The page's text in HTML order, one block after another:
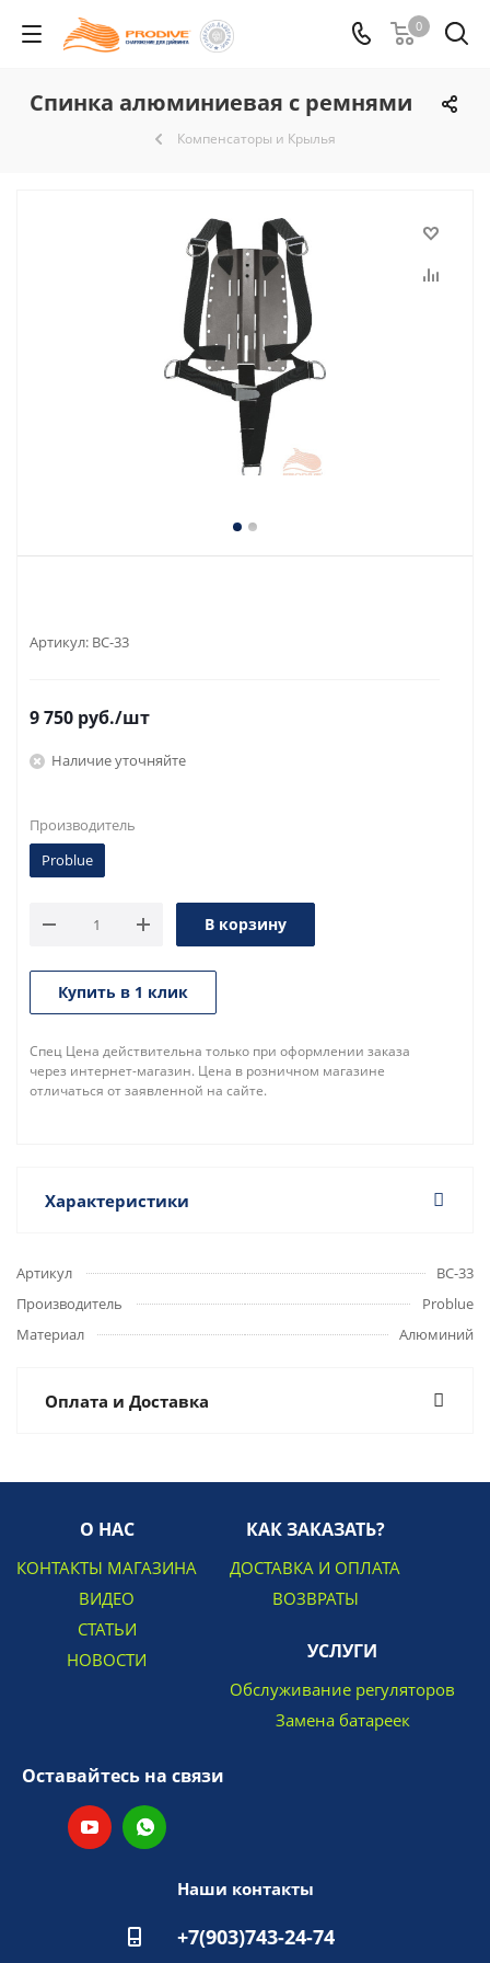
0
Спинка алюминиевая с ремнями
Компенсаторы и Крылья
Артикул: BC-33
9 750 руб./шт
Наличие уточняйте
Производитель
Problue
В корзину
Купить в 1 клик
Спец Цена действительна только при оформлении заказа
через интернет-магазин. Цена в розничном магазине
отличаться от заявленной на сайте.
Характеристики
Артикул
BC-33
Производитель
Problue
Материал
Алюминий
Оплата и Доставка
О НАС
КОНТАКТЫ МАГАЗИНА
ВИДЕО
СТАТЬИ
НОВОСТИ
КАК ЗАКАЗАТЬ?
ДОСТАВКА И ОПЛАТА
ВОЗВРАТЫ
УСЛУГИ
Обслуживание регуляторов
Замена батареек
Оставайтесь на связи
Наши контакты
+7(903)743-24-74